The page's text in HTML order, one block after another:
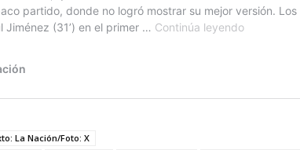
La Nación/Foto: X